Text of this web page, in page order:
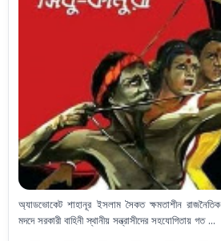
অ্যাডভোকেট শাহানূর ইসলাম সৈকত ক্ষমতাশীন রাজনৈতিক দলের প্রভাবশালী নেতার প্রত্যক্ষ
মদদে সরকারী বাহিনী স্থানীয় সন্ত্রাসীদের সহযোগিতায় গত ...